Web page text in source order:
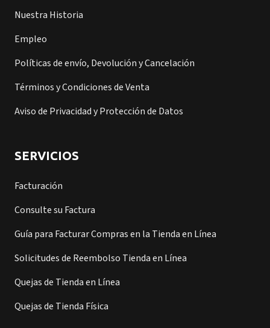
Nuestra Historia
Empleo
Políticas de envío, Devolución y Cancelación
Términos y Condiciones de Venta
Aviso de Privacidad y Protección de Datos
SERVICIOS
Facturación
Consulte su Factura
Guía para Facturar Compras en la Tienda en Línea
Solicitudes de Reembolso Tienda en Línea
Quejas de Tienda en Línea
Quejas de Tienda Física